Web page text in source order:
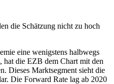
die Schätzung nicht zu hoch
eine wenigstens halbwegs
hat die EZB dem Chart mit den
Dieses Marktsegment sieht die
Die Forward Rate lag ab 2020